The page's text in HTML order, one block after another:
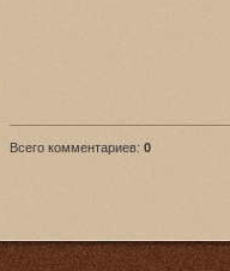
Всего комментариев: 0